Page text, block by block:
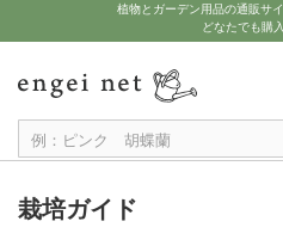
植物とガーデン用品の通販サ
どなたでも購
栽培ガイド